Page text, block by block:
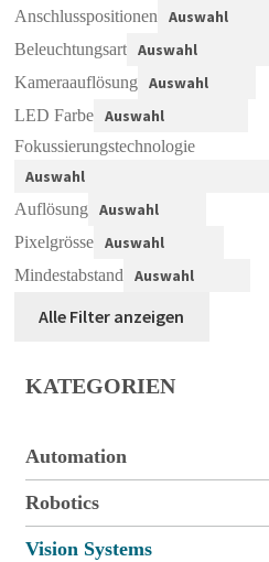
Anschlusspositionen
Beleuchtungsart
Kameraauflösung
LED Farbe
Fokussierungstechnologie
Auflösung
Pixelgrösse
Mindestabstand
Alle Filter anzeigen
KATEGORIEN
Automation
Robotics
Vision Systems